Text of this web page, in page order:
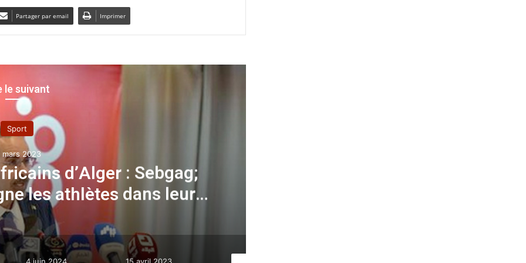
Partager par email Imprimer
le suivant
Sport
28 juin 2025
à 2025 ) Gr.C : l’Algérie
le 4 août à Kampala